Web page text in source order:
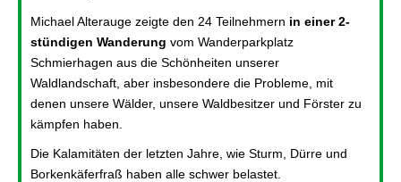
Michael Alterauge zeigte den 24 Teilnehmern in einer 2-
stündigen Wanderung vom Wanderparkplatz
Schmierhagen aus die Schönheiten unserer
Waldlandschaft, aber insbesondere die Probleme, mit
denen unsere Wälder, unsere Waldbesitzer und Förster zu
kämpfen haben.
Die Kalamitäten der letzten Jahre, wie Sturm, Dürre und
Borkenkäferfraß haben alle schwer belastet.